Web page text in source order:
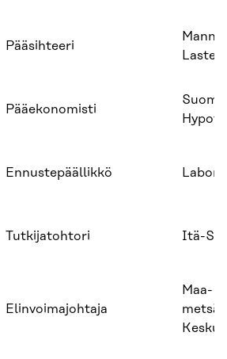
Pääsihteeri
Pääekonomisti
Ennustepäällikkö Labore
Tutkijatohtori Itä-
Elinvoimajohtaja
Maa- ja